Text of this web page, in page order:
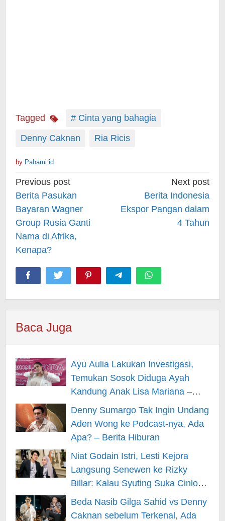
Tagged
# Cinta yang bahagia
Denny Caknan
Ria Ricis
by Pahami.id
Post
navigation
Previous post
Berita Pasukan
Bayaran Wagner
Group Rusia Ganti
Nama di Afrika,
Kenapa?
Next post
Berita Indonesia
Ekspor Pangan dalam
4 Tahun
Baca Juga
Ayu Aulia Lakukan Investigasi,
Temukan Sosok Diduga Ayah
Kandung Anak Lisa Mariana –
Berita Hiburan
Denny Sumargo Tak Ingin Undang
Aden Wong ke Podcast-nya, Ada
Apa? – Berita Hiburan
Niat Godain Istri, Lesti Kejora
Langsung Senewen ke Rizky
Billar: Kalau Syuting Suka Cinlok?
– Berita Hiburan
Beda Nasib Gilga Sahid vs Denny
Caknan sebelum Terkenal, Ada